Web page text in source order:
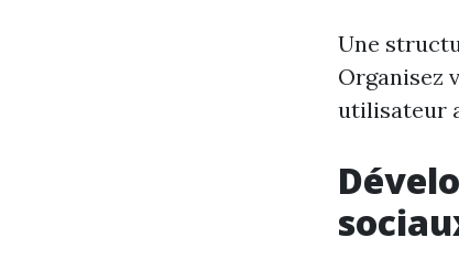
Une
Organisez
utilisateur